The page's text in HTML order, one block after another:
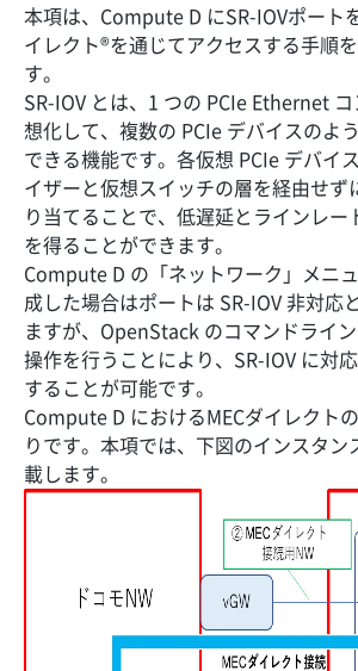
本項は、Compute D にSR-IOVポート
イレクト®を通じてアクセスする手順
す。
SR-IOV とは、1 つの PCIe Ethernet
想化して、複数の PCIe デバイスのよ
できる機能です。各仮想 PCIe デバイ
イザーと仮想スイッチの層を経由せず
り当てることで、低遅延とラインレー
を得ることができます。
Compute D の「ネットワーク」メニ
成した場合はポートは SR-IOV 非対応
ますが、OpenStack のコマンドライ
操作を行うことにより、SR-IOV に対
することが可能です。
Compute D におけるMECダイレクト
りです。本項では、下図のインスタン
載します。